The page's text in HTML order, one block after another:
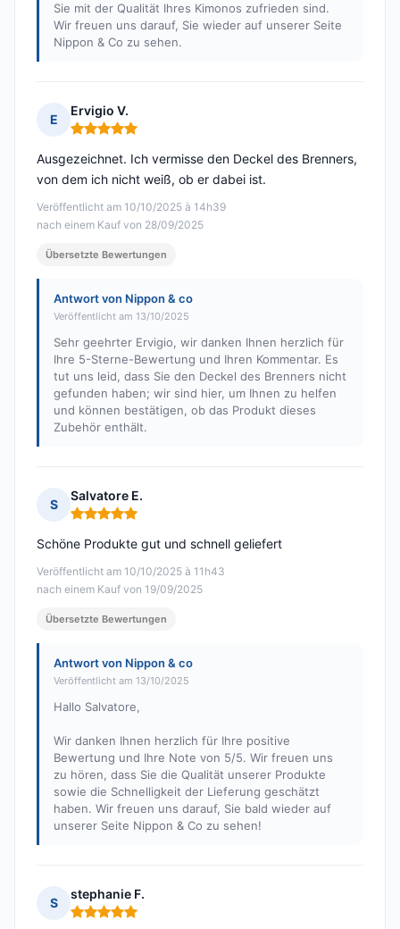
Sie mit der Qualität Ihres Kimonos zufrieden sind.
Wir freuen uns darauf, Sie wieder auf unserer Seite
Nippon & Co zu sehen.
E
Ervigio V.
Hinweis: 5 von 5
Veröffentlicht am 10/10/2025 à 14h39
nach einem Kauf von 28/09/2025
Ausgezeichnet. Ich vermisse den Deckel des Brenners,
von dem ich nicht weiß, ob er dabei ist.
Übersetzte Bewertungen
Antwort von Nippon & co
Veröffentlicht am 13/10/2025
Sehr geehrter Ervigio, wir danken Ihnen herzlich für
Ihre 5-Sterne-Bewertung und Ihren Kommentar. Es
tut uns leid, dass Sie den Deckel des Brenners nicht
gefunden haben; wir sind hier, um Ihnen zu helfen
und können bestätigen, ob das Produkt dieses
Zubehör enthält.
S
Salvatore E.
Hinweis: 5 von 5
Veröffentlicht am 10/10/2025 à 11h43
nach einem Kauf von 19/09/2025
Schöne Produkte gut und schnell geliefert
Übersetzte Bewertungen
Antwort von Nippon & co
Veröffentlicht am 13/10/2025
Hallo Salvatore,
Wir danken Ihnen herzlich für Ihre positive
Bewertung und Ihre Note von 5/5. Wir freuen uns
zu hören, dass Sie die Qualität unserer Produkte
sowie die Schnelligkeit der Lieferung geschätzt
haben. Wir freuen uns darauf, Sie bald wieder auf
unserer Seite Nippon & Co zu sehen!
S
stephanie F.
Hinweis: 5 von 5